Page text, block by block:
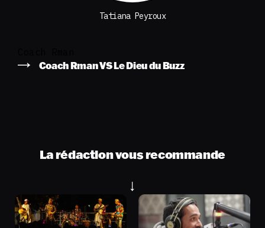
Tatiana Peyroux
Coach Rman VS Le Dieu du Buzz
La rédaction vous recommande